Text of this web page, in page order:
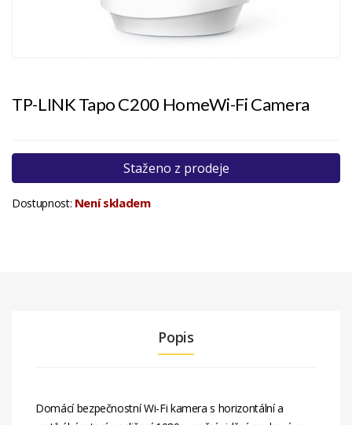
TP-LINK Tapo C200 HomeWi-Fi Camera
Staženo z prodeje
Dostupnost: Není skladem
Popis
Domácí bezpečnostní Wi-Fi kamera s horizontální a